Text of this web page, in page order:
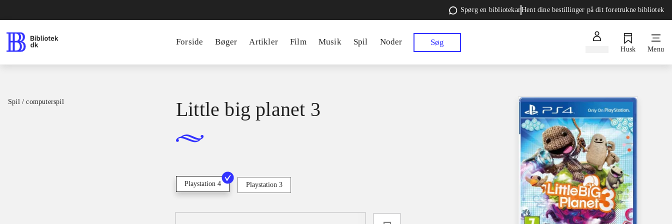
Spørg en bibliotekarHent dine bestillinger på dit foretrukne bibliotek
Forside Bøger Artikler Film Musik Spil Noder Søg
Husk Menu
Spil / computerspil Little big planet 3
Playstation 4 Playstation 3